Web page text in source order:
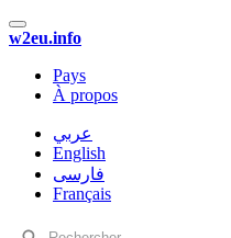
w2eu.info
Pays
À propos
عربي
English
فارسی
Français